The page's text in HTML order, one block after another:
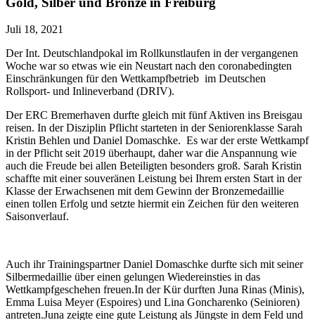
Juli 18, 2021
Der Int. Deutschlandpokal im Rollkunstlaufen in der vergangenen
Woche war so etwas wie ein Neustart nach den coronabedingten
Einschränkungen für den Wettkampfbetrieb im Deutschen
Rollsport- und Inlineverband (DRIV).
Der ERC Bremerhaven durfte gleich mit fünf Aktiven ins Breisgau
reisen. In der Disziplin Pflicht starteten in der Seniorenklasse Sarah
Kristin Behlen und Daniel Domaschke. Es war der erste Wettkampf
in der Pflicht seit 2019 überhaupt, daher war die Anspannung wie
auch die Freude bei allen Beteiligten besonders groß. Sarah Kristin
schaffte mit einer souveränen Leistung bei Ihrem ersten Start in der
Klasse der Erwachsenen mit dem Gewinn der Bronzemedaillie
einen tollen Erfolg und setzte hiermit ein Zeichen für den weiteren
Saisonverlauf.
Auch ihr Trainingspartner Daniel Domaschke durfte sich mit seiner
Silbermedaillie über einen gelungen Wiedereinsties in das
Wettkampfgeschehen freuen.In der Kür durften Juna Rinas (Minis),
Emma Luisa Meyer (Espoires) und Lina Goncharenko (Seinioren)
antreten.Juna zeigte eine gute Leistung als Jüngste in dem Feld und